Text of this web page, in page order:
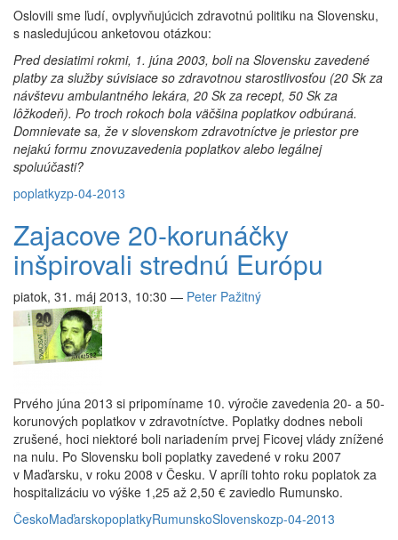
Oslovili sme ľudí, ovplyvňujúcich zdravotnú politiku na Slovensku,
s nasledujúcou anketovou otázkou:
Pred desiatimi rokmi, 1. júna 2003, boli na Slovensku zavedené
platby za služby súvisiace so zdravotnou starostlivosťou (20 Sk za
návštevu ambulantného lekára, 20 Sk za recept, 50 Sk za
lôžkodeň). Po troch rokoch bola väčšina poplatkov odbúraná.
Domnievate sa, že v slovenskom zdravotníctve je priestor pre
nejakú formu znovuzavedenia poplatkov alebo legálnej
spoluúčasti?
poplatkyzp-04-2013
Zajacove 20-korunáčky
inšpirovali strednú Európu
piatok, 31. máj 2013, 10:30 — Peter Pažitný
Prvého júna 2013 si pripomíname 10. výročie zavedenia 20- a 50-
korunových poplatkov v zdravotníctve. Poplatky dodnes neboli
zrušené, hoci niektoré boli nariadením prvej Ficovej vlády znížené
na nulu. Po Slovensku boli poplatky zavedené v roku 2007
v Maďarsku, v roku 2008 v Česku. V apríli tohto roku poplatok za
hospitalizáciu vo výške 1,25 až 2,50 € zaviedlo Rumunsko.
ČeskoMaďarskopoplatkyRumunskoSlovenskozp-04-2013